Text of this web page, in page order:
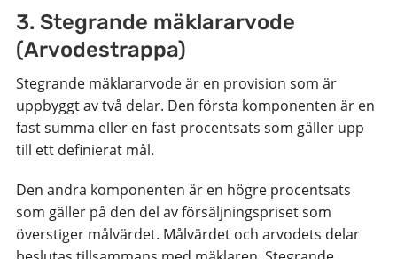
3. Stegrande mäklararvode
(Arvodestrappa)
Stegrande mäklararvode är en provision som är
uppbyggt av två delar. Den första komponenten är en
fast summa eller en fast procentsats som gäller upp
till ett definierat mål.
Den andra komponenten är en högre procentsats
som gäller på den del av försäljningspriset som
överstiger målvärdet. Målvärdet och arvodets delar